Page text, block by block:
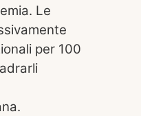
Le
per 100